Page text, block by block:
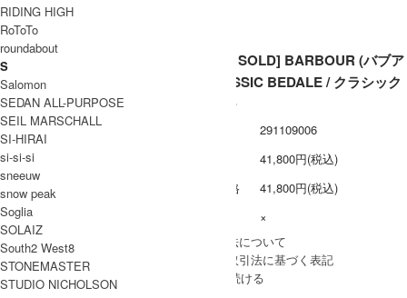
[THANK SOLD] BARBOUR (バブア
ー) CLASSIC BEDALE / クラシック
291109006
41,800円(税込)
販売価格
41,800円(税込)
×
» 採寸方法について
» 特定商取引法に基づく表記
買い物を続ける
RIDING HIGH
RoToTo
roundabout
S
Salomon
SEDAN ALL-PURPOSE
SEIL MARSCHALL
SI-HIRAI
si-si-si
sneeuw
snow peak
Soglia
SOLAIZ
South2 West8
STONEMASTER
STUDIO NICHOLSON